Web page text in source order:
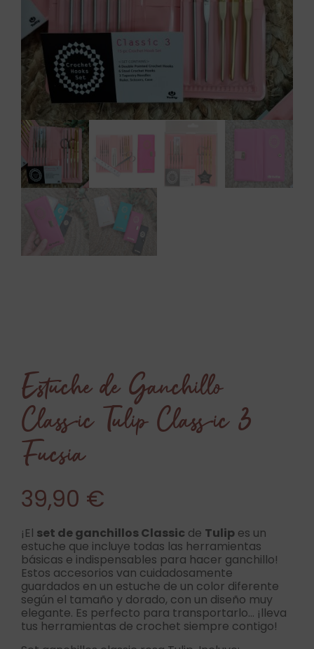
Estuche de Ganchillo
Classic Tulip Classic 3
Fucsia
39,90 €
¡El set de ganchillos Classic de Tulip es un
estuche que incluye todas las herramientas
básicas e indispensables para hacer ganchillo!
Estos accesorios van cuidadosamente
guardados en un estuche de un color diferente
según el tamaño y dorado, con un diseño muy
elegante. Es perfecto para transportarlo… ¡lleva
tus herramientas de crochet siempre contigo!